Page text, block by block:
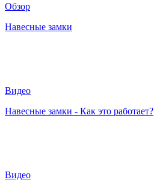
Обзор
Навесные замки
Видео
Навесные замки - Как это работает?
Видео